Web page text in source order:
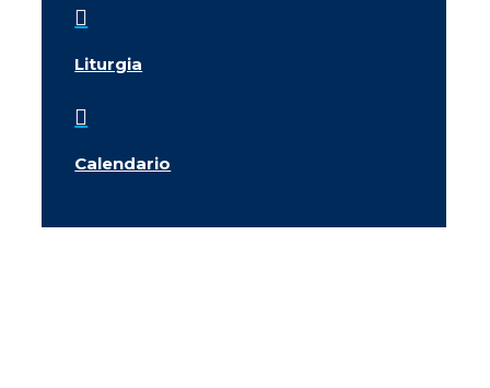

Liturgia

Calendario